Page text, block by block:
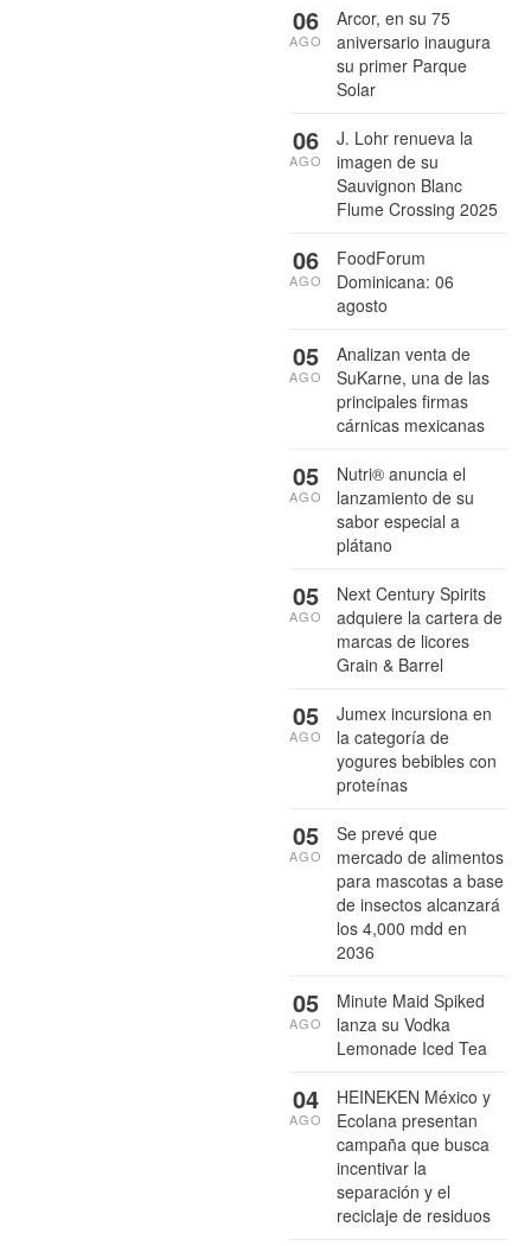
Arcor, en su 75
aniversario inaugura
su primer Parque
Solar
06
AGO
J. Lohr renueva la
imagen de su
Sauvignon Blanc
Flume Crossing 2025
06
AGO
FoodForum
Dominicana: 06
agosto
06
AGO
Analizan venta de
SuKarne, una de las
principales firmas
cárnicas mexicanas
05
AGO
Nutri® anuncia el
lanzamiento de su
sabor especial a
plátano
05
AGO
Next Century Spirits
adquiere la cartera de
marcas de licores
Grain & Barrel
05
AGO
Jumex incursiona en
la categoría de
yogures bebibles con
proteínas
05
AGO
Se prevé que
mercado de alimentos
para mascotas a base
de insectos alcanzará
los 4,000 mdd en
2036
05
AGO
Minute Maid Spiked
lanza su Vodka
Lemonade Iced Tea
05
AGO
HEINEKEN México y
Ecolana presentan
campaña que busca
incentivar la
separación y el
reciclaje de residuos
04
AGO